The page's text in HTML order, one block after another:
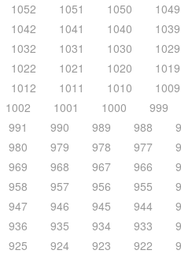
1052 1051 1050 1049
1042 1041 1040 1039
1032 1031 1030 1029
1022 1021 1020 1019
1012 1011 1010 1009
1002 1001 1000 999
991 990 989 988
980 979 978 977
969 968 967 966
958 957 956 955
947 946 945 944
936 935 934 933
925 924 923 922